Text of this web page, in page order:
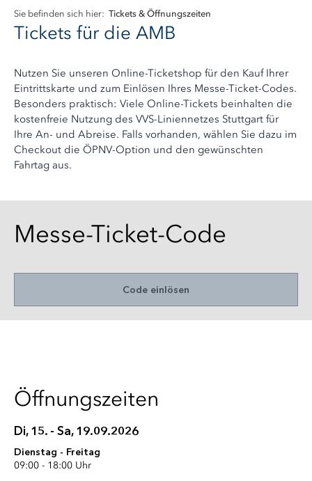
Sie befinden sich hier: Tickets & Öffnungszeiten
Tickets für die AMB
Nutzen Sie unseren Online-Ticketshop für den Kauf Ihrer
Eintrittskarte und zum Einlösen Ihres Messe-Ticket-Codes.
Besonders praktisch: Viele Online-Tickets beinhalten die
kostenfreie Nutzung des VVS-Liniennetzes Stuttgart für
Ihre An- und Abreise. Falls vorhanden, wählen Sie dazu im
Checkout die ÖPNV-Option und den gewünschten
Fahrtag aus.
Messe-Ticket-Code
Code einlösen
Öffnungszeiten
Di, 15. - Sa, 19.09.2026
Dienstag - Freitag
09:00 - 18:00 Uhr